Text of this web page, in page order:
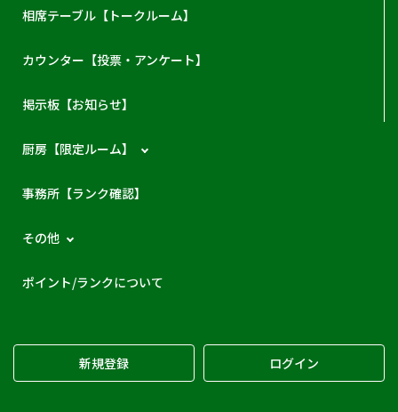
相席テーブル【トークルーム】
カウンター【投票・アンケート】
掲示板【お知らせ】
厨房【限定ルーム】
事務所【ランク確認】
その他
ポイント/ランクについて
新規登録 ログイン